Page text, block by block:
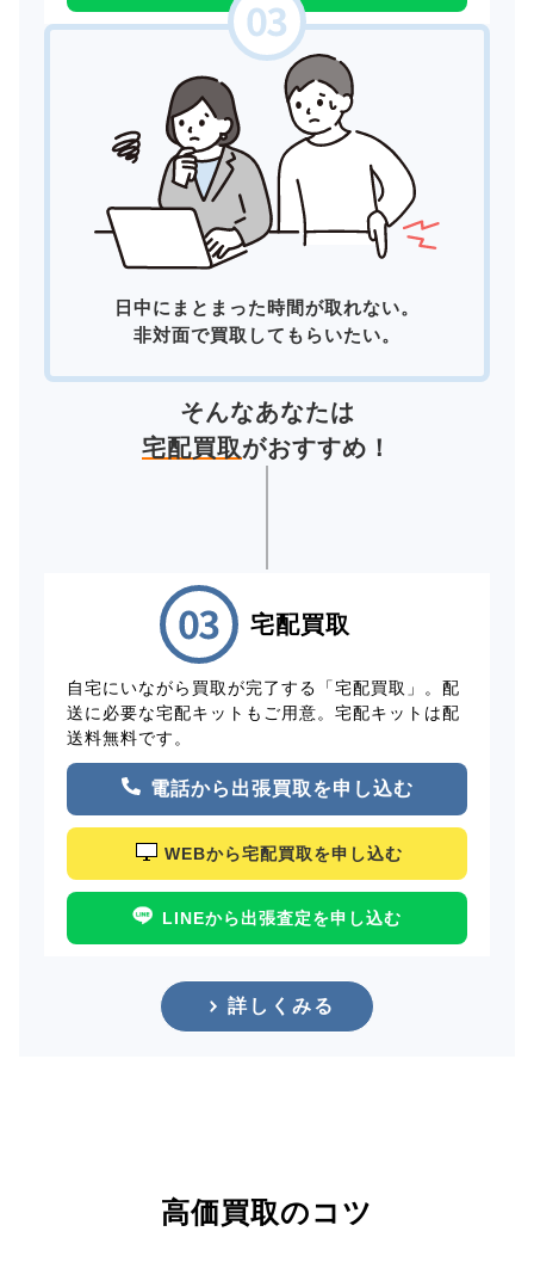
日中にまとまった時間が取れない。
非対面で買取してもらいたい。
そんなあなたは
宅配買取がおすすめ！
宅配買取
自宅にいながら買取が完了する「宅配買取」。配
送に必要な宅配キットもご用意。宅配キットは配
送料無料です。
電話から出張買取を申し込む
WEBから宅配買取を申し込む
LINEから出張査定を申し込む
詳しくみる
高価買取のコツ